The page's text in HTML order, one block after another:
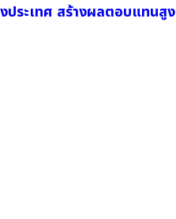
ประเทศ สร้างผลตอบแทนสูง